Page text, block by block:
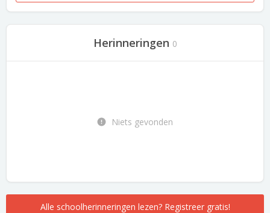
Herinneringen 0
Niets gevonden
Alle schoolherinneringen lezen? Registreer gratis!